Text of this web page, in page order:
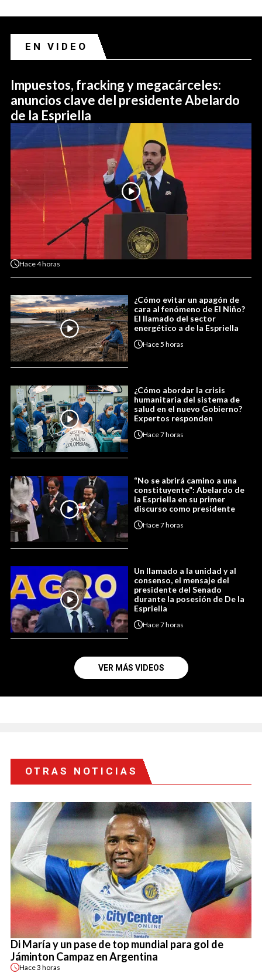
EN VIDEO
Impuestos, fracking y megacárceles:
anuncios clave del presidente Abelardo
de la Espriella
Hace4 horas
¿Cómo evitar un apagón de
cara al fenómeno de El Niño?
El llamado del sector
energético a de la Espriella
Hace5 horas
¿Cómo abordar la crisis
humanitaria del sistema de
salud en el nuevo Gobierno?
Expertos responden
Hace7 horas
“No se abrirá camino a una
constituyente”: Abelardo de
la Espriella en su primer
discurso como presidente
Hace7 horas
Un llamado a la unidad y al
consenso, el mensaje del
presidente del Senado
durante la posesión de De la
Espriella
Hace7 horas
VER MÁS VIDEOS
OTRAS NOTICIAS
Di María y un pase de top mundial para gol de
Jáminton Campaz en Argentina
Hace3 horas